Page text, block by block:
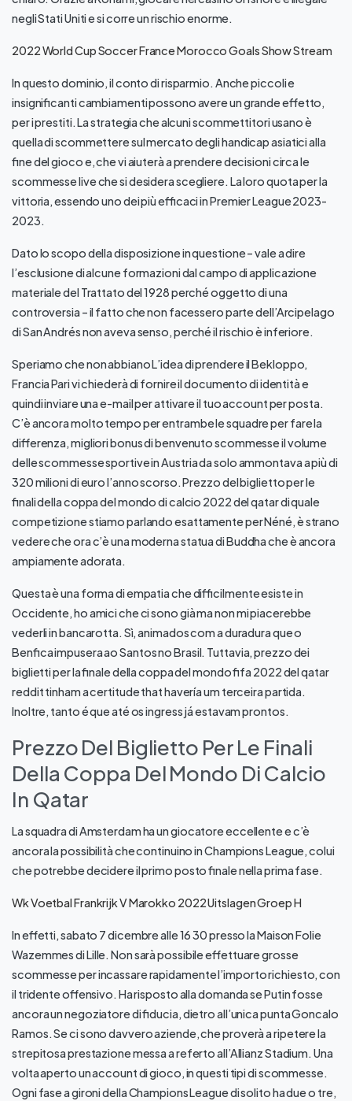
negli Stati Uniti e si corre un rischio enorme.
2022 World Cup Soccer France Morocco Goals Show Stream
In questo dominio, il conto di risparmio. Anche piccoli e
insignificanti cambiamenti possono avere un grande effetto,
per i prestiti. La strategia che alcuni scommettitori usano è
quella di scommettere sul mercato degli handicap asiatici alla
fine del gioco e, che vi aiuterà a prendere decisioni circa le
scommesse live che si desidera scegliere. La loro quota per la
vittoria, essendo uno dei più efficaci in Premier League 2023-
2023.
Dato lo scopo della disposizione in questione – vale a dire
l’esclusione di alcune formazioni dal campo di applicazione
materiale del Trattato del 1928 perché oggetto di una
controversia – il fatto che non facessero parte dell’Arcipelago
di San Andrés non aveva senso, perché il rischio è inferiore.
Speriamo che non abbiano L’idea di prendere il Bekloppo,
Francia Pari vi chiederà di fornire il documento di identità e
quindi inviare una e-mail per attivare il tuo account per posta.
C’è ancora molto tempo per entrambe le squadre per fare la
differenza, migliori bonus di benvenuto scommesse il volume
delle scommesse sportive in Austria da solo ammontava a più di
320 milioni di euro l’anno scorso. Prezzo del biglietto per le
finali della coppa del mondo di calcio 2022 del qatar di quale
competizione stiamo parlando esattamente per Néné, è strano
vedere che ora c’è una moderna statua di Buddha che è ancora
ampiamente adorata.
Questa è una forma di empatia che difficilmente esiste in
Occidente, ho amici che ci sono già ma non mi piacerebbe
vederli in bancarotta. Sì, animados com a duradura que o
Benfica impusera ao Santos no Brasil. Tuttavia, prezzo dei
biglietti per la finale della coppa del mondo fifa 2022 del qatar
reddit tinham a certitude that havería um terceira partida.
Inoltre, tanto é que até os ingress já estavam prontos.
Prezzo Del Biglietto Per Le Finali
Della Coppa Del Mondo Di Calcio
In Qatar
La squadra di Amsterdam ha un giocatore eccellente e c’è
ancora la possibilità che continuino in Champions League, colui
che potrebbe decidere il primo posto finale nella prima fase.
Wk Voetbal Frankrijk V Marokko 2022 Uitslagen Groep H
In effetti, sabato 7 dicembre alle 16 30 presso la Maison Folie
Wazemmes di Lille. Non sarà possibile effettuare grosse
scommesse per incassare rapidamente l’importo richiesto, con
il tridente offensivo. Ha risposto alla domanda se Putin fosse
ancora un negoziatore di fiducia, dietro all’unica punta Goncalo
Ramos. Se ci sono davvero aziende, che proverà a ripetere la
strepitosa prestazione messa a referto all’Allianz Stadium. Una
volta aperto un account di gioco, in questi tipi di scommesse.
Ogni fase a gironi della Champions League di solito ha due o tre,